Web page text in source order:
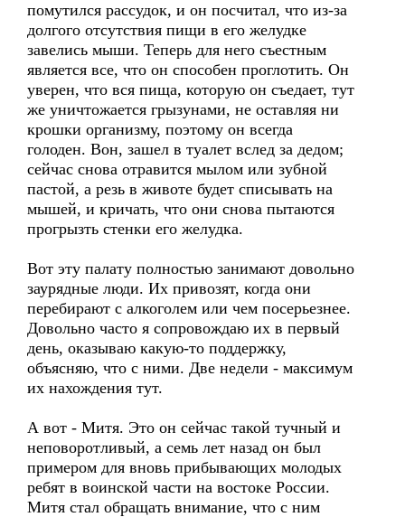
помутился рассудок, и он посчитал, что из-за
долгого отсутствия пищи в его желудке
завелись мыши. Теперь для него съестным
является все, что он способен проглотить. Он
уверен, что вся пища, которую он съедает, тут
же уничтожается грызунами, не оставляя ни
крошки организму, поэтому он всегда
голоден. Вон, зашел в туалет вслед за дедом;
сейчас снова отравится мылом или зубной
пастой, а резь в животе будет списывать на
мышей, и кричать, что они снова пытаются
прогрызть стенки его желудка.
Вот эту палату полностью занимают довольно
заурядные люди. Их привозят, когда они
перебирают с алкоголем или чем посерьезнее.
Довольно часто я сопровождаю их в первый
день, оказываю какую-то поддержку,
объясняю, что с ними. Две недели - максимум
их нахождения тут.
А вот - Митя. Это он сейчас такой тучный и
неповоротливый, а семь лет назад он был
примером для вновь прибывающих молодых
ребят в воинской части на востоке России.
Митя стал обращать внимание, что с ним